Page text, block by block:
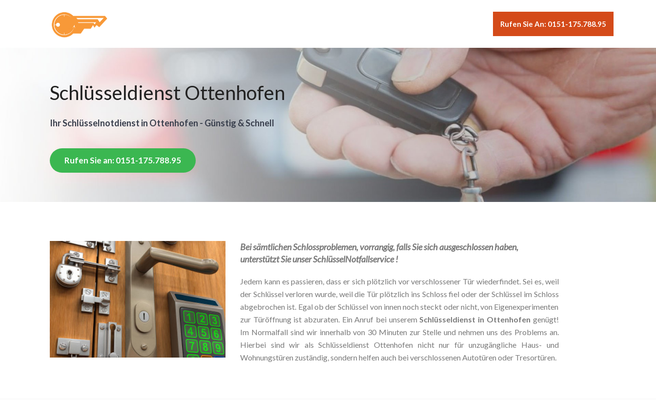
Rufen Sie An: 0151-175.788.95
Schlüsseldienst Ottenhofen
Ihr Schlüsselnotdienst in Ottenhofen - Günstig & Schnell
Rufen Sie an: 0151-175.788.95
Bei sämtlichen Schlossproblemen, vorrangig, falls Sie sich ausgeschlossen haben,
unterstützt Sie unser SchlüsselNotfallservice !
Jedem kann es passieren, dass er sich plötzlich vor verschlossener Tür wiederfindet. Sei es, weil
der Schlüssel verloren wurde, weil die Tür plötzlich ins Schloss fiel oder der Schlüssel im Schloss
abgebrochen ist. Egal ob der Schlüssel von innen noch steckt oder nicht, von Eigenexperimenten
zur Türöffnung ist abzuraten. Ein Anruf bei unseremSchlüsseldienst in Ottenhofen genügt!
Im Normalfall sind wir innerhalb von 30 Minuten zur Stelle und nehmen uns des Problems an.
Hierbei sind wir als Schlüsseldienst Ottenhofen nicht nur für unzugängliche Haus- und
Wohnungstüren zuständig, sondern helfen auch bei verschlossenen Autotüren oder Tresortüren.